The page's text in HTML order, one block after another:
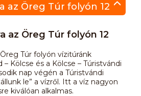
az Öreg Túr folyón 12
az Öreg Túr folyón 12
Túr folyón vízitúránk
– Kölcse és a Kölcse – Túristvándi
nap végén a Túristvándi
le” a vízről. Itt a víz nagyon
kiválóan alkalmas.